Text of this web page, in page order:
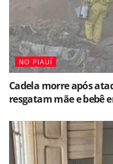
NO PIAUÍ
Cadela morre após
resgatam mãe e bebê